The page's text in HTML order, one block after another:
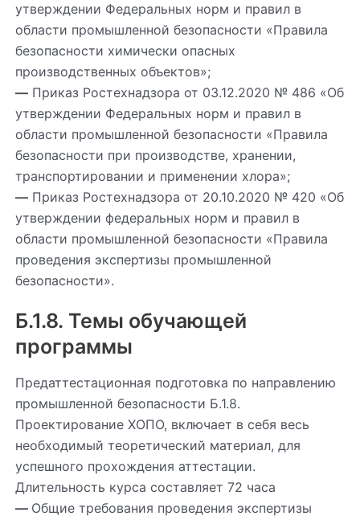
утверждении Федеральных норм и правил в
области промышленной безопасности «Правила
безопасности химически опасных
производственных объектов»;
—Приказ Ростехнадзора от 03.12.2020 № 486 «Об
утверждении Федеральных норм и правил в
области промышленной безопасности «Правила
безопасности при производстве, хранении,
транспортировании и применении хлора»;
—Приказ Ростехнадзора от 20.10.2020 № 420 «Об
утверждении федеральных норм и правил в
области промышленной безопасности «Правила
проведения экспертизы промышленной
безопасности».
Б.1.8. Темы обучающей
программы
Предаттестационная подготовка по направлению
промышленной безопасности Б.1.8.
Проектирование ХОПО, включает в себя весь
необходимый теоретический материал, для
успешного прохождения аттестации.
Длительность курса составляет 72 часа
— Общие требования проведения экспертизы